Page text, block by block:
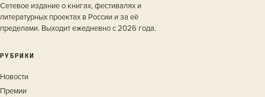
Сетевое издание о книгах, фестивалях и
литературных проектах в России и за её
пределами. Выходит ежедневно с 2026 года.
РУБРИКИ
Новости
Премии